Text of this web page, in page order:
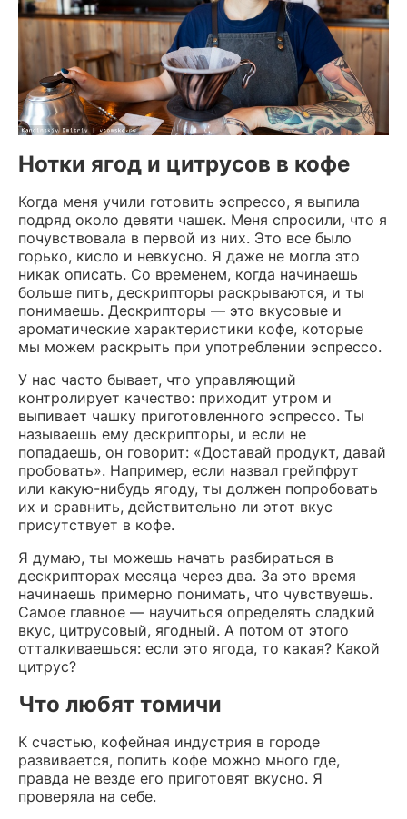
Нотки ягод и цитрусов в кофе
Когда меня учили готовить эспрессо, я выпила
подряд около девяти чашек. Меня спросили, что я
почувствовала в первой из них. Это все было
горько, кисло и невкусно. Я даже не могла это
никак описать. Со временем, когда начинаешь
больше пить, дескрипторы раскрываются, и ты
понимаешь. Дескрипторы — это вкусовые и
ароматические характеристики кофе, которые
мы можем раскрыть при употреблении эспрессо.
У нас часто бывает, что управляющий
контролирует качество: приходит утром и
выпивает чашку приготовленного эспрессо. Ты
называешь ему дескрипторы, и если не
попадаешь, он говорит: «Доставай продукт, давай
пробовать». Например, если назвал грейпфрут
или какую-нибудь ягоду, ты должен попробовать
их и сравнить, действительно ли этот вкус
присутствует в кофе.
Я думаю, ты можешь начать разбираться в
дескрипторах месяца через два. За это время
начинаешь примерно понимать, что чувствуешь.
Самое главное — научиться определять сладкий
вкус, цитрусовый, ягодный. А потом от этого
отталкиваешься: если это ягода, то какая? Какой
цитрус?
Что любят томичи
К счастью, кофейная индустрия в городе
развивается, попить кофе можно много где,
правда не везде его приготовят вкусно. Я
проверяла на себе.